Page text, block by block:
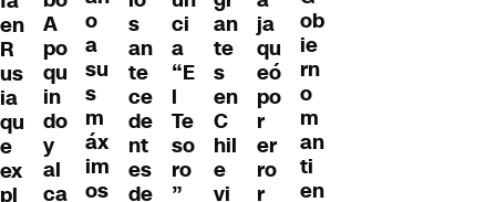
en
R
us
ia
qu
e
ex
pl
A
po
qu
in
do
y
al
ca
o
a
su
s
m
áx
im
os
s
an
te
ce
de
nt
es
de
ci
a
“E
l
Te
so
ro
”
an
te
s
en
C
hil
e
vi
ja
qu
eó
po
r
er
ro
r
ob
ie
rn
o
m
an
ti
en